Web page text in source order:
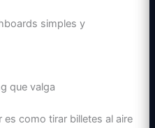
simples y
que valga
como tirar billetes al aire